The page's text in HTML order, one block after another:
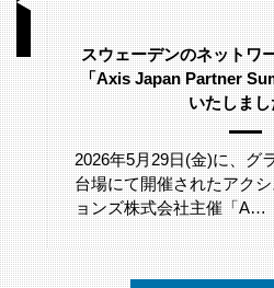
23
スウェーデンのネットワ
「Axis Japan Partner
いたしまし
2026年5月29日(金)に、グ
台場にて開催されたアク
ョンズ株式会社主催「A…